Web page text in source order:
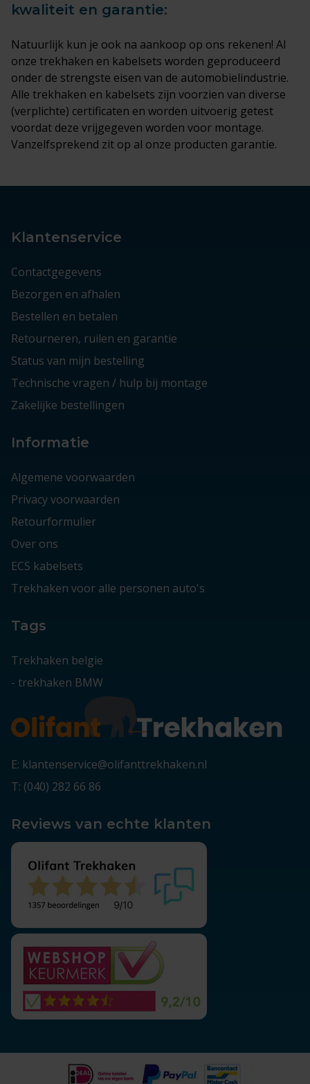
kwaliteit en garantie:
Natuurlijk kun je ook na aankoop op ons rekenen! Al
onze trekhaken en kabelsets worden geproduceerd
onder de strengste eisen van de automobielindustrie.
Alle trekhaken en kabelsets zijn voorzien van diverse
(verplichte) certificaten en worden uitvoerig getest
voordat deze vrijgegeven worden voor montage.
Vanzelfsprekend zit op al onze producten garantie.
Klantenservice
Contactgegevens
Bezorgen en afhalen
Bestellen en betalen
Retourneren, ruilen en garantie
Status van mijn bestelling
Technische vragen / hulp bij montage
Zakelijke bestellingen
Informatie
Algemene voorwaarden
Privacy voorwaarden
Retourformulier
Over ons
ECS kabelsets
Trekhaken voor alle personen auto's
Tags
Trekhaken belgie
- trekhaken BMW
E: klantenservice@olifanttrekhaken.nl
T: (040) 282 66 86
Reviews van echte klanten